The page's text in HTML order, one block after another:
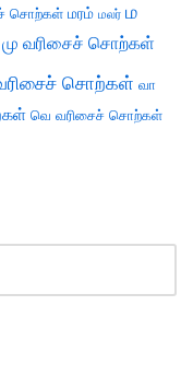
சொற்கள் மரம் மலர் ம
மு வரிசைச் சொற்கள்
சொற்கள் வா
வெ வரிசைச் சொற்கள்